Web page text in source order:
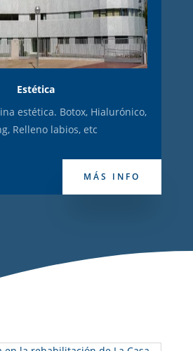
Estética
estética. Botox, Hialurónico,
Relleno labios, etc
MÁS INFO